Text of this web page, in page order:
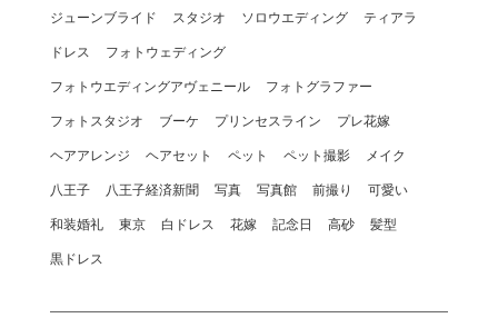
ジューンブライド スタジオ ソロウエディング ティアラ
ドレス フォトウェディング
フォトウエディングアヴェニール フォトグラファー
フォトスタジオ ブーケ プリンセスライン プレ花嫁
ヘアアレンジ ヘアセット ペット ペット撮影 メイク
八王子 八王子経済新聞 写真 写真館 前撮り 可愛い
和装婚礼 東京 白ドレス 花嫁 記念日 高砂 髪型
黒ドレス